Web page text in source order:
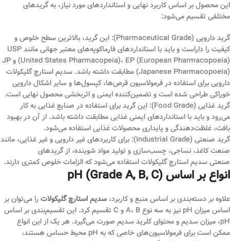
این محصول بر اساس کاربرد نهایی و استانداردهای مورد نیاز، به گریدهای
مختلفی تقسیم می‌شود:
گرید دارویی (Pharmaceutical Grade): این گرید، بالاترین سطح خلوص و
کیفیت را داراست و باید با استانداردهای فارماکوپه‌های معتبر جهانی مانند USP
(United States Pharmacopeia)، EP (European Pharmacopoeia) و JP
(Japanese Pharmacopoeia) مطابقت داشته باشد. سدیم استارچ گلیکولات
دارویی برای استفاده در فرمولاسیون قرص‌ها، کپسول‌ها و سایر اشکال دارویی
خوراکی طراحی شده است و تضمین‌کننده ایمنی و اثربخشی محصول نهایی است.
گرید غذایی (Food Grade): این گرید برای استفاده در صنایع غذایی به کار
می‌رود و باید با استانداردهای ایمنی غذایی مطابقت داشته باشد. از آن در بهبود
بافت، غلظت‌دهندگی و پایداری محصولات غذایی استفاده می‌شود.
گرید صنعتی (Industrial Grade): برای کاربردهای غیر دارویی و غیر غذایی، مانند
صنعت کاغذ، نساجی، چسب‌سازی و تولید مواد شوینده، از گریدهای
صنعتی سدیم استارچ گلیکولات استفاده می‌شود که الزامات خلوص کمتری دارند.
انواع بر اساس pH (Grade A, B, C)
علاوه بر دسته‌بندی بر اساس منبع و کاربرد، سدیم استارچ گلیکولات را می‌توان بر
اساس میزان pH نیز به سه نوع A، B و C تقسیم کرد. این تقسیم‌بندی بر اساس
pH، میزان سدیم و محتوای کلرید سدیم صورت می‌گیرد. هر یک از این انواع
ممکن است برای فرمولاسیون‌های خاصی که به pH محیط حساس هستند،